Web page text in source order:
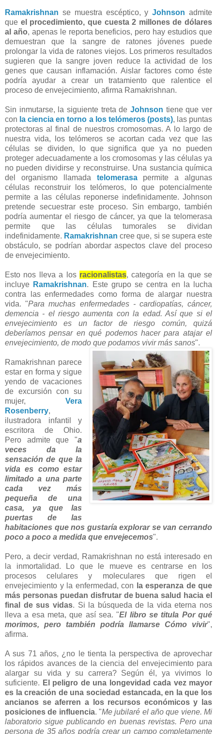
Ramakrishnan se muestra escéptico, yJohnson admite
que el procedimiento, que cuesta 2 millones de dólares
al año, apenas le reporta beneficios, pero hay estudios que
demuestran que la sangre de ratones jóvenes puede
prolongar la vida de ratones viejos. Los primeros resultados
sugieren que la sangre joven reduce la actividad de los
genes que causan inflamación. Aislar factores como éste
podría ayudar a crear un tratamiento que ralentice el
proceso de envejecimiento, afirma Ramakrishnan.
Sin inmutarse, la siguiente treta de Johnson tiene que ver
con la ciencia en torno a los telómeros (posts), las puntas
protectoras al final de nuestros cromosomas. A lo largo de
nuestra vida, los telómeros se acortan cada vez que las
células se dividen, lo que significa que ya no pueden
proteger adecuadamente a los cromosomas y las células ya
no pueden dividirse y reconstruirse. Una sustancia química
del organismo llamada telomerasa
permite a algunas
células reconstruir los telómeros, lo que potencialmente
permite a las células reponerse indefinidamente. Johnson
pretende secuestrar este proceso. Sin embargo, también
podría aumentar el riesgo de cáncer, ya que la telomerasa
permite que las células tumorales se dividan
indefinidamente. Ramakrishnan cree que, si se supera este
obstáculo, se podrían abordar aspectos clave del proceso
de envejecimiento.
Esto nos lleva a los racionalistas, categoría en la que se
incluye Ramakrishnan. Este grupo se centra en la lucha
contra las enfermedades como forma de alargar nuestra
vida. "Para muchas enfermedades - cardiopatías, cáncer,
demencia - el riesgo aumenta con la edad. Así que si el
envejecimiento es un factor de riesgo común, quizá
deberíamos pensar en qué podemos hacer para atajar el
envejecimiento, de modo que podamos vivir más sanos".
Ramakrishnan parece
estar en forma y sigue
yendo de vacaciones
de excursión con su
mujer,Vera
Rosenberry,
ilustradora infantil y
escritora de Ohio.
Pero admite que "a
veces da la
sensación de que la
vida es como estar
limitado a una parte
cada vez más
pequeña de una
casa, ya que las
puertas de las
habitaciones que nos gustaría explorar se van cerrando
poco a poco a medida que envejecemos".
Pero, a decir verdad, Ramakrishnan no está interesado en
la inmortalidad. Lo que le mueve es centrarse en los
procesos celulares y moleculares que rigen el
envejecimiento y la enfermedad, con
la esperanza de que
más personas puedan disfrutar de buena salud hacia el
final de sus vidas. Si la búsqueda de la vida eterna nos
lleva a esa meta, que así sea. "El libro se titula Por qué
morimos, pero también podría llamarse Cómo vivir",
afirma.
A sus 71 años, ¿no le tienta la perspectiva de aprovechar
los rápidos avances de la ciencia del envejecimiento para
alargar su vida y su carrera? Según él, ya vivimos lo
suficiente. El peligro de una longevidad cada vez mayor
es la creación de una sociedad estancada, en la que los
ancianos se aferren a los recursos económicos y las
posiciones de influencia. "Me jubilaré el año que viene. Mi
laboratorio sigue publicando en buenas revistas. Pero una
persona de 35 años podría crear un campo completamente